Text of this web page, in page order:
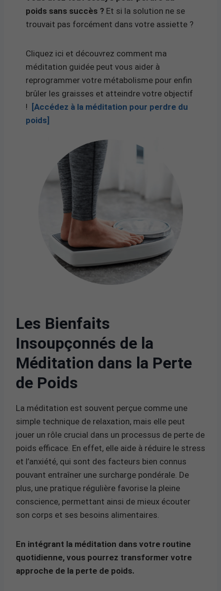
poids sans succès ? Et si la solution ne se
trouvait pas forcément dans votre assiette ?
Cliquez ici et découvrez comment ma
méditation guidée peut vous aider à
reprogrammer votre métabolisme pour enfin
brûler les graisses et atteindre votre objectif
! [Accédez à la méditation pour perdre du
poids]
Les Bienfaits
Insoupçonnés de la
Méditation dans la Perte
de Poids
La méditation est souvent perçue comme une
simple technique de relaxation, mais elle peut
jouer un rôle crucial dans un processus de perte de
poids efficace. En effet, elle aide à réduire le stress
et l’anxiété, qui sont des facteurs bien connus
pouvant entraîner une surcharge pondérale. De
plus, une pratique régulière favorise la pleine
conscience, permettant ainsi de mieux écouter
son corps et ses besoins alimentaires.
En intégrant la méditation dans votre routine
quotidienne, vous pourrez transformer votre
approche de la perte de poids.